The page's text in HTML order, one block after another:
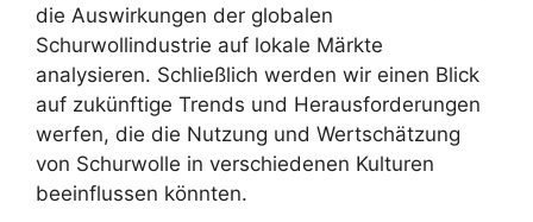
die Auswirkungen der globalen
Schurwollindustrie auf lokale Märkte
analysieren. Schließlich werden wir einen Blick
auf zukünftige Trends und Herausforderungen
werfen, die die Nutzung und Wertschätzung
von Schurwolle in verschiedenen Kulturen
beeinflussen könnten.